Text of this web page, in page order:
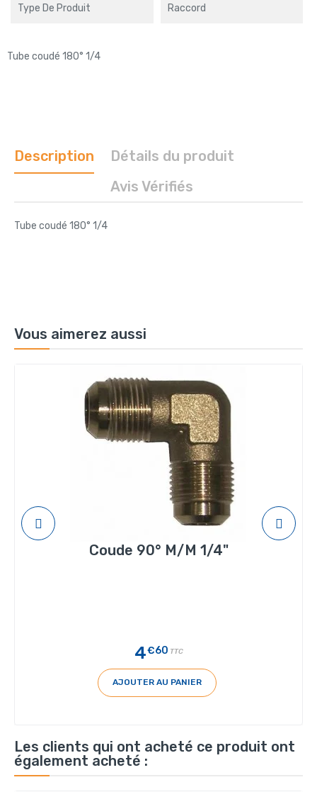
Type De Produit Raccord
Tube coudé 180° 1/4
Description
Détails du produit
Avis Vérifiés
Tube coudé 180° 1/4
Vous aimerez aussi
Coude 90° M/M 1/4"
4€60 TTC
AJOUTER AU PANIER
Les clients qui ont acheté ce produit ont
également acheté :